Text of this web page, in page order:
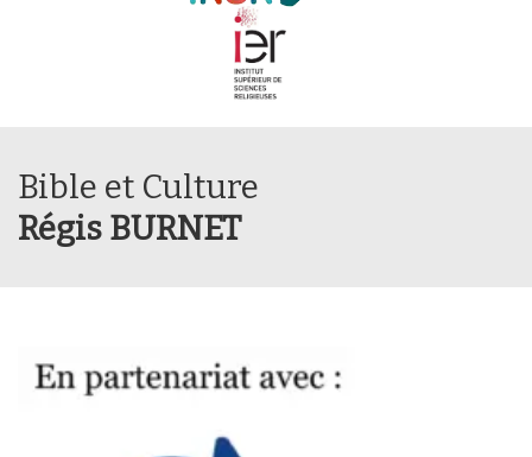
Bible et Culture
Régis BURNET